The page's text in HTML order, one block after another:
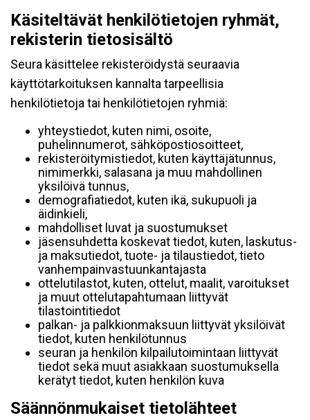
Käsiteltävät henkilötietojen ryhmät,
rekisterin tietosisältö
Seura käsittelee rekisteröidystä seuraavia
käyttötarkoituksen kannalta tarpeellisia
henkilötietoja tai henkilötietojen ryhmiä:
yhteystiedot, kuten nimi, osoite,
puhelinnumerot, sähköpostiosoitteet,
rekisteröitymistiedot, kuten käyttäjätunnus,
nimimerkki, salasana ja muu mahdollinen
yksilöivä tunnus,
demografiatiedot, kuten ikä, sukupuoli ja
äidinkieli,
mahdolliset luvat ja suostumukset
jäsensuhdetta koskevat tiedot, kuten, laskutus-
ja maksutiedot, tuote- ja tilaustiedot, tieto
vanhempainvastuunkantajasta
ottelutilastot, kuten, ottelut, maalit, varoitukset
ja muut ottelutapahtumaan liittyvät
tilastointitiedot
palkan- ja palkkionmaksuun liittyvät yksilöivät
tiedot, kuten henkilötunnus
seuran ja henkilön kilpailutoimintaan liittyvät
tiedot sekä muut asiakkaan suostumuksella
kerätyt tiedot, kuten henkilön kuva
Säännönmukaiset tietolähteet